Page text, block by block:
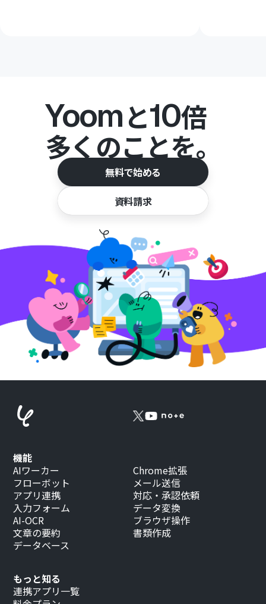
Yoomと10倍
多くのことを。
無料で始める
資料請求
もっと知る
連携アプリ一覧
機能
AIワーカー
フローボット
アプリ連携
入力フォーム
AI-OCR
文章の要約
データベース
Chrome拡張
メール送信
対応・承認依頼
データ変換
ブラウザ操作
書類作成